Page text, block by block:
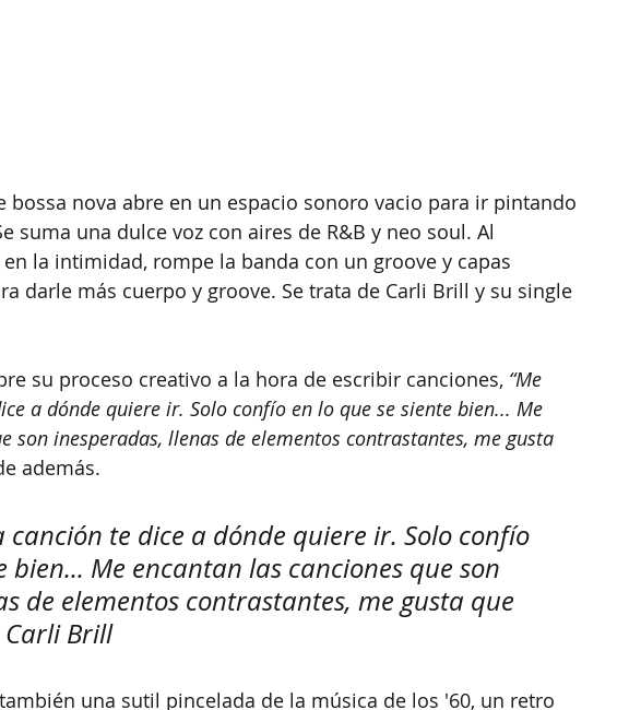
bossa nova abre en un espacio sonoro vacio para ir pintando
suma una dulce voz con aires de R&B y neo soul. Al
la intimidad, rompe la banda con un groove y capas
darle más cuerpo y groove. Se trata de Carli Brill y su single
su proceso creativo a la hora de escribir canciones, “Me
a dónde quiere ir. Solo confío en lo que se siente bien... Me
son inesperadas, llenas de elementos contrastantes, me gusta
además.
canción te dice a dónde quiere ir. Solo confío
bien... Me encantan las canciones que son
de elementos contrastantes, me gusta que
Carli Brill
una sutil pincelada de la música de los '60, un retro